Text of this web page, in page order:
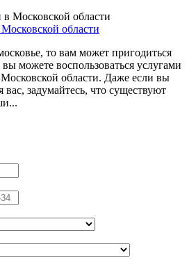
области
то вам может пригодиться
можете воспользоваться услугами
области. Даже если вы
вас, задумайтесь, что существуют